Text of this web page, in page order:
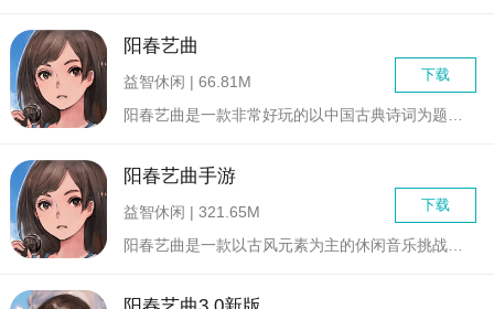
阳春艺曲
下载
益智休闲 | 66.81M
阳春艺曲手游
下载
益智休闲 | 321.65M